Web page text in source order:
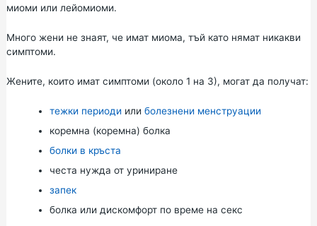
миоми или лейомиоми.
Много жени не знаят, че имат миома, тъй като нямат никакви
симптоми.
Жените, които имат симптоми (около 1 на 3), могат да получат:
тежки периоди или болезнени менструации
коремна (коремна) болка
болки в кръста
честа нужда от уриниране
запек
болка или дискомфорт по време на секс